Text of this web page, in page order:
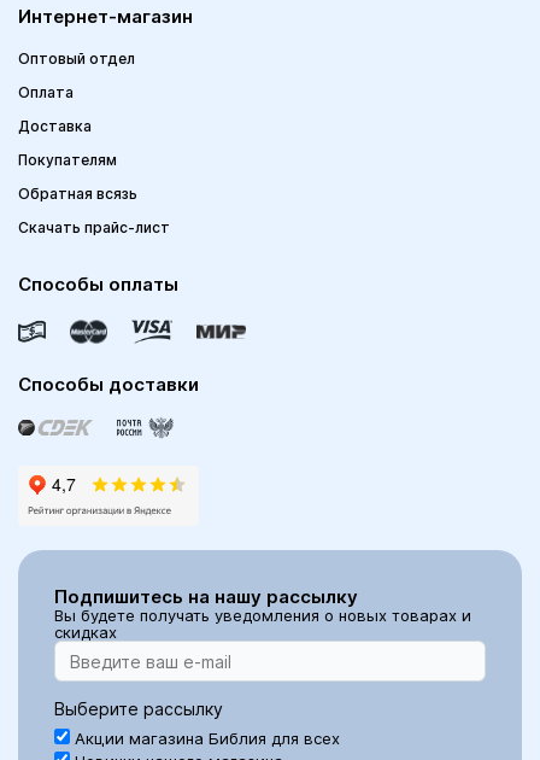
Интернет-магазин
Оптовый отдел
Оплата
Доставка
Покупателям
Обратная всязь
Скачать прайс-лист
Способы оплаты
Способы доставки
Подпишитесь на нашу рассылку
Вы будете получать уведомления о новых товарах и
скидках
Выберите рассылку
Акции магазина Библия для всех